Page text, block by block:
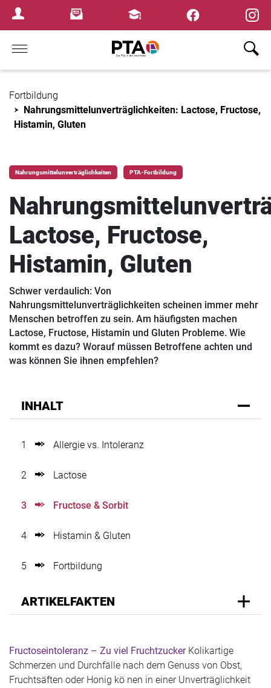
Login MenuNewsletterFortbildungen
Home
Fortbildung
Nahrungsmittelunverträglichkeiten: Lactose, Fructose,
Histamin, Gluten
Nahrungsmittelunverträglichkeiten PTA-Fortbildung
Lactose, Fructose,
Histamin, Gluten
Schwer verdaulich: Von
Nahrungsmittelunverträglichkeiten scheinen immer mehr
Menschen betroffen zu sein. Am häufigsten machen
Lactose, Fructose, Histamin und Gluten Probleme. Wie
kommt es dazu? Worauf müssen Betroffene achten und
was können Sie ihnen empfehlen?
INHALT
1 Allergie vs. Intoleranz
2 Lactose
3 Fructose & Sorbit
4 Histamin & Gluten
5 Fortbildung
ARTIKELFAKTEN
Fructoseintoleranz – Zu viel FruchtzuckerKolikartige
Schmerzen und Durchfälle nach dem Genuss von Obst,
Fruchtsäften oder Honig kö nen in einer Unverträglichkeit